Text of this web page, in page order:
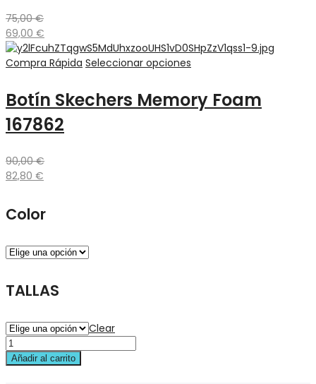
75,00€
69,00 €
Compra Rápida Seleccionar opciones
Botín Skechers Memory Foam
167862
90,00€
82,80 €
Color
TALLAS
Clear
Añadir al carrito